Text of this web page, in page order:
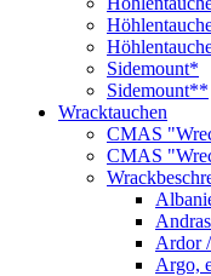
Sidemount*
Sidemount**
Wracktauchen
CMAS
CMAS
Ardor
Argo,